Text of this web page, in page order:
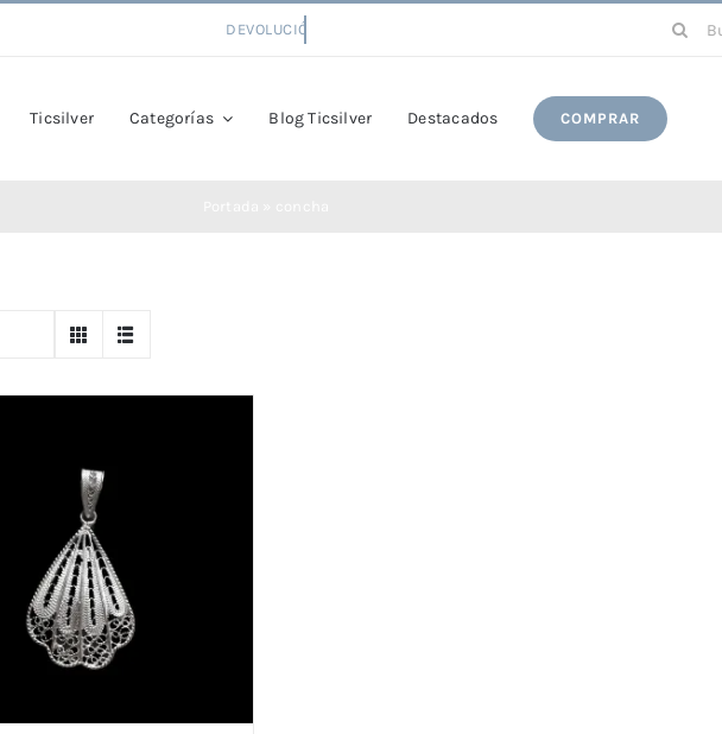
Buscar:
Ticsilver Categorías Blog Ticsilver Destacados COMPRAR